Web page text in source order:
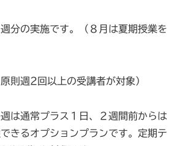
分の実施です。（８月は夏期授業を
則週2回以上の受講者が対象）
は通常プラス１日、２週間前からは
きるオプションプランです。定期テ